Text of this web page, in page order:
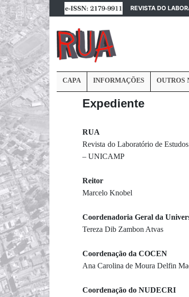
REVISTA DO
CAPA INFORMAÇÕES OUTROS
Expediente
RUA
Revista do Laboratório de
– UNICAMP
Reitor
Marcelo Knobel
Coordenadoria Geral da
Tereza Dib Zambon Atvas
Coordenação da COCEN
Ana Carolina de Moura Delfin
Coordenação do NUDECRI